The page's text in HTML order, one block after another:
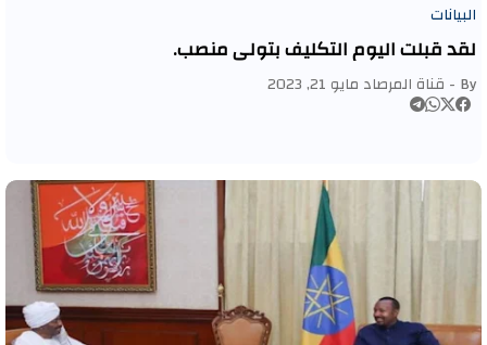
البيانات
لقد قبلت اليوم التكليف بتولي منصب.
By - قناة المرصاد مايو 21, 2023